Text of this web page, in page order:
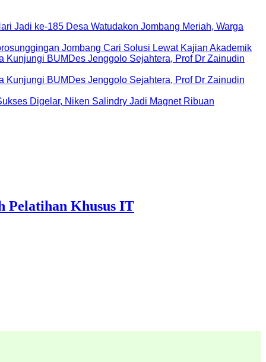
Jadi ke-185 Desa Watudakon Jombang Meriah, Warga
Jombang Cari Solusi Lewat Kajian Akademik
Kunjungi BUMDes Jenggolo Sejahtera, Prof Dr Zainudin
Kunjungi BUMDes Jenggolo Sejahtera, Prof Dr Zainudin
Digelar, Niken Salindry Jadi Magnet Ribuan
Pelatihan Khusus IT